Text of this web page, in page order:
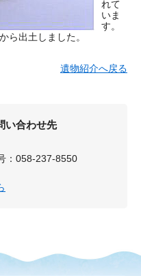
れて
いま
す。
ら出土しました。
遺物紹介へ戻る
い合わせ先
：058-237-8550